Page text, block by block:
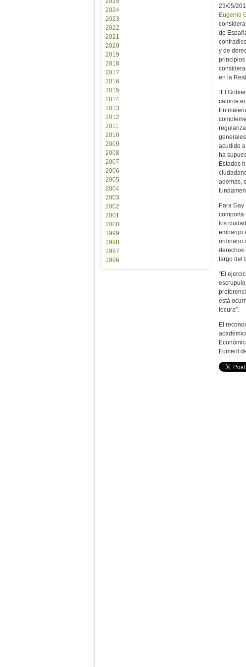
23/05/
Eugenio
de
y de
principios
en la
“El
catorce
En
acudido
ha
Estados
además,
Para
comporta
los
embargo
ordinario
derechos
largo del
“El
está
locura”.
El
Foment
2024
2023
2022
2021
2020
2019
2018
2017
2016
2015
2014
2013
2012
2011
2010
2009
2008
2007
2006
2005
2004
2003
2002
2001
2000
1999
1998
1997
1996